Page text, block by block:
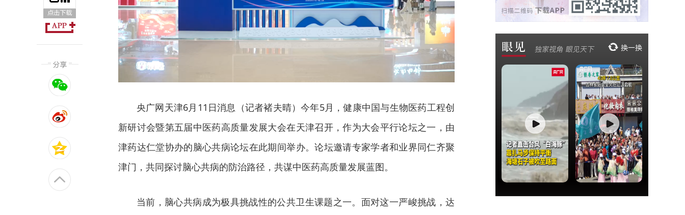
央广网天津6月11日消息（记者褚夫晴）今年5月，健康中国与生物医药工程创
新研讨会暨第五届中医药高质量发展大会在天津召开，作为大会平行论坛之一，由
津药达仁堂协办的脑心共病论坛在此期间举办。论坛邀请专家学者和业界同仁齐聚
津门，共同探讨脑心共病的防治路径，共谋中医药高质量发展蓝图。
当前，脑心共病成为极具挑战性的公共卫生课题之一。面对这一严峻挑战，达